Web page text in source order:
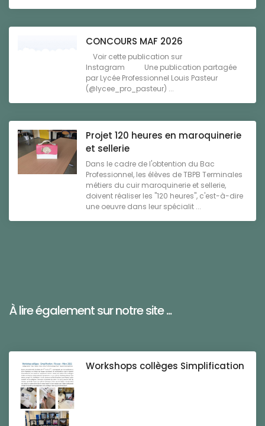
CONCOURS MAF 2026
Voir cette publication sur
Instagram Une publication partagée
par Lycée Professionnel Louis Pasteur
(@lycee_pro_pasteur) ...
Projet 120 heures en maroquinerie
et sellerie
Dans le cadre de l'obtention du Bac
Professionnel, les élèves de TBPB Terminales
métiers du cuir maroquinerie et sellerie,
doivent réaliser les "120 heures", c'est-à-dire
une oeuvre dans leur spécialit ...
À lire également sur notre site ...
Workshops collèges Simplification